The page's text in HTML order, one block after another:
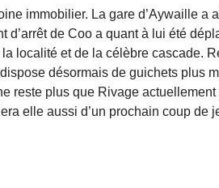
immobilier. La gare d’Aywaille a
d’arrêt de Coo a quant à lui été
localité et de la célèbre cascade.
désormais de guichets plus
reste plus que Rivage
elle aussi d’un prochain coup de